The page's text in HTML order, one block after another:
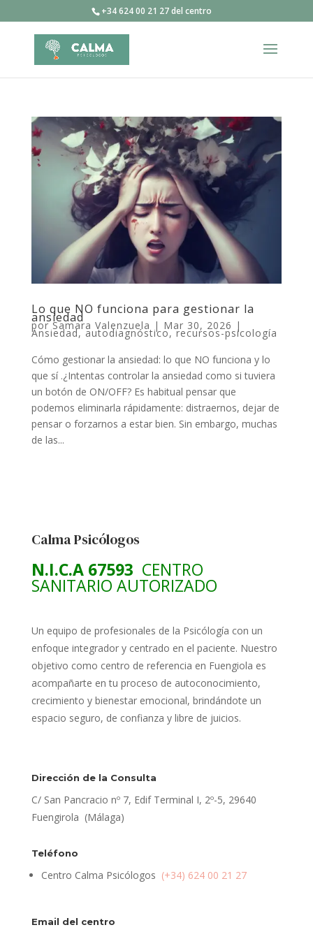
+34 624 00 21 27 del centro
Lo que NO funciona para gestionar la
ansiedad
porSamara Valenzuela | Mar 30, 2026 |
Ansiedad, autodiagnóstico,recursos-psicología
Cómo gestionar la ansiedad: lo que NO funciona y lo
que sí .¿Intentas controlar la ansiedad como si tuviera
un botón de ON/OFF? Es habitual pensar que
podemos eliminarla rápidamente: distraernos, dejar de
pensar o forzarnos a estar bien. Sin embargo, muchas
de las...
Calma Psicólogos
N.I.C.A 67593 CENTRO
SANITARIO AUTORIZADO
Un equipo de profesionales de la Psicólogía con un
enfoque integrador y centrado en el paciente. Nuestro
objetivo como centro de referencia en Fuengiola es
acompañarte en tu proceso de autoconocimiento,
crecimiento y bienestar emocional, brindándote un
espacio seguro, de confianza y libre de juicios.
Dirección de la Consulta
C/ San Pancracio nº 7, Edif Terminal I, 2º-5, 29640
Fuengirola (Málaga)
Teléfono
Centro Calma Psicólogos (+34) 624 00 21 27
Email del centro